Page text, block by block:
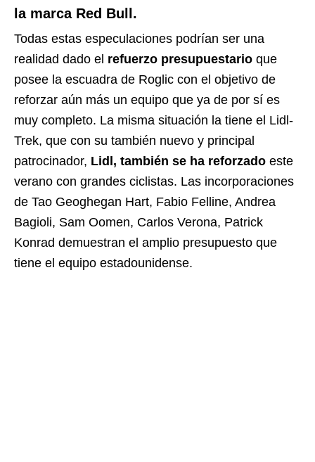
la marca Red Bull.
Todas estas especulaciones podrían ser una
realidad dado el refuerzo presupuestario que
posee la escuadra de Roglic con el objetivo de
reforzar aún más un equipo que ya de por sí es
muy completo. La misma situación la tiene el Lidl-
Trek, que con su también nuevo y principal
patrocinador, Lidl, también se ha reforzado este
verano con grandes ciclistas. Las incorporaciones
de Tao Geoghegan Hart, Fabio Felline, Andrea
Bagioli, Sam Oomen, Carlos Verona, Patrick
Konrad demuestran el amplio presupuesto que
tiene el equipo estadounidense.